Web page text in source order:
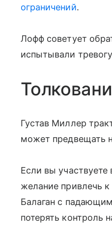
ограничений.
Лофф советует
испытывали
Густав Миллер
может предвещать
Если вы
желание привлечь
Балаган с
потерять контроль